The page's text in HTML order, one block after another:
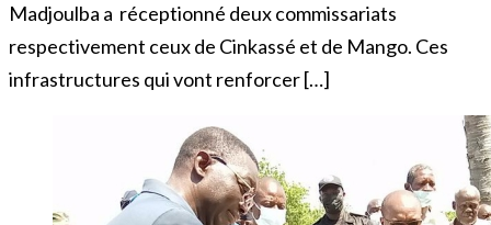
Madjoulba a réceptionné deux commissariats
respectivement ceux de Cinkassé et de Mango. Ces
infrastructures qui vont renforcer […]